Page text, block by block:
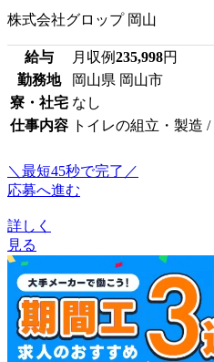
株式会社グロップ 岡山
給与 月収例235,998円
勤務地
岡山県 岡山市
寮・社宅 なし
仕事内容 トイレの組立・製造
＼最短45秒で完了／
応募へ進む
詳しく
見る